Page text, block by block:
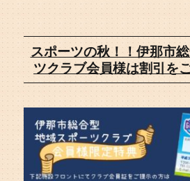
スポーツの秋！！伊那市
ツクラブ会員様は割引を